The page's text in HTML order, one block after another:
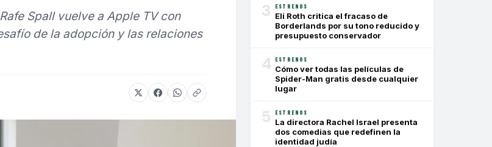
Spall vuelve a Apple TV con
de la adopción y las relaciones
3 ESTRENOS
Eli Roth critica el fracaso de
Borderlands por su tono reducido y
presupuesto conservador
4 ESTRENOS
Cómo ver todas las películas de
Spider-Man gratis desde cualquier
lugar
5 ESTRENOS
La directora Rachel Israel presenta
dos comedias que redefinen la
identidad judía